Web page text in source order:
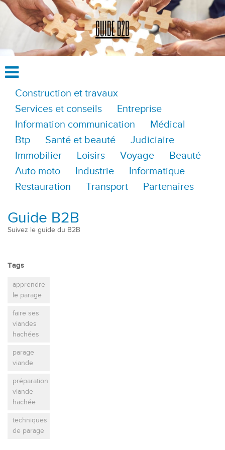
Construction et travaux
Services et conseils
Entreprise
Information communication
Médical
Btp
Santé et beauté
Judiciaire
Immobilier
Loisirs Voyage
Beauté
Auto moto
Industrie
Informatique
Restauration
Transport Partenaires
Guide B2B
Suivez le guide du B2B
Tags
apprendre
le parage
faire ses
viandes
hachées
parage
viande
préparation
viande
hachée
techniques
de parage